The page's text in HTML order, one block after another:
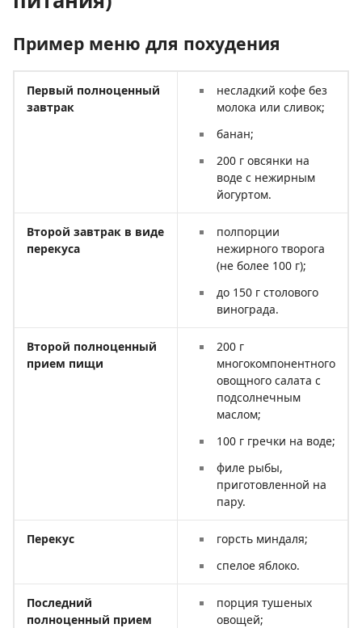
Пример меню для похудения
Первый полноценный
завтрак
несладкий кофе без
молока или сливок;
банан;
200 г овсянки на
воде с нежирным
йогуртом.
Второй завтрак в виде
перекуса
полпорции
нежирного творога
(не более 100 г);
до 150 г столового
винограда.
Второй полноценный
прием пищи
200 г
многокомпонентного
овощного салата с
подсолнечным
маслом;
100 г гречки на воде;
филе рыбы,
приготовленной на
пару.
Перекус
горсть миндаля;
спелое яблоко.
Последний
полноценный прием
порция тушеных
овощей;